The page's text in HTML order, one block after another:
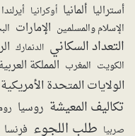
أستراليا ألمانيا أوكرانيا أيرلندا
الإسلام والمسلمين الإمارات
التعداد السكاني الدنمارك
الكويت المغرب المملكة
الولايات المتحدة الأمريكية
تكاليف المعيشة روسيا
صربيا طلب اللجوء فرنسا